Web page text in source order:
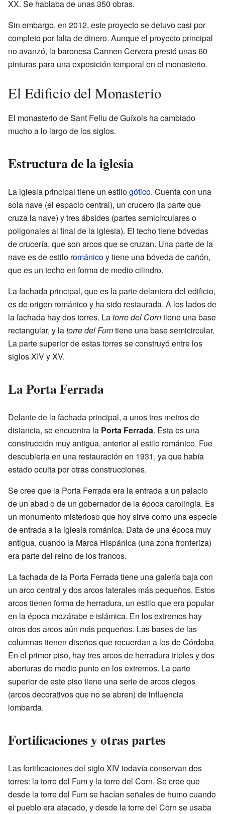
XX. Se hablaba de unas 350 obras.
Sin embargo, en 2012, este proyecto se detuvo casi por
completo por falta de dinero. Aunque el proyecto principal
no avanzó, la baronesa Carmen Cervera prestó unas 60
pinturas para una exposición temporal en el monasterio.
El Edificio del Monasterio
El monasterio de Sant Feliu de Guíxols ha cambiado
mucho a lo largo de los siglos.
Estructura de la iglesia
La iglesia principal tiene un estilogótico. Cuenta con una
sola nave (el espacio central), un crucero (la parte que
cruza la nave) y tres ábsides (partes semicirculares o
poligonales al final de la iglesia). El techo tiene bóvedas
de crucería, que son arcos que se cruzan. Una parte de la
nave es de estilo románicoy tiene una bóveda de cañón,
que es un techo en forma de medio cilindro.
La fachada principal, que es la parte delantera del edificio,
es de origen románico y ha sido restaurada. A los lados de
la fachada hay dos torres. Latorre del Corntiene una base
rectangular, y latorre del Fumtiene una base semicircular.
La parte superior de estas torres se construyó entre los
siglos XIV y XV.
La Porta Ferrada
Delante de la fachada principal, a unos tres metros de
distancia, se encuentra la Porta Ferrada. Esta es una
construcción muy antigua, anterior al estilo románico. Fue
descubierta en una restauración en 1931, ya que había
estado oculta por otras construcciones.
Se cree que la Porta Ferrada era la entrada a un palacio
de un abad o de un gobernador de la época carolingia. Es
un monumento misterioso que hoy sirve como una especie
de entrada a la iglesia románica. Data de una época muy
antigua, cuando la Marca Hispánica (una zona fronteriza)
era parte del reino de los francos.
La fachada de la Porta Ferrada tiene una galería baja con
un arco central y dos arcos laterales más pequeños. Estos
arcos tienen forma de herradura, un estilo que era popular
en la época mozárabe e islámica. En los extremos hay
otros dos arcos aún más pequeños. Las bases de las
columnas tienen diseños que recuerdan a los de Córdoba.
En el primer piso, hay tres arcos de herradura triples y dos
aberturas de medio punto en los extremos. La parte
superior de este piso tiene una serie de arcos ciegos
(arcos decorativos que no se abren) de influencia
lombarda.
Fortificaciones y otras partes
Las fortificaciones del siglo XIV todavía conservan dos
torres: la torre del Fum y la torre del Corn. Se cree que
desde la torre del Fum se hacían señales de humo cuando
el pueblo era atacado, y desde la torre del Corn se usaba